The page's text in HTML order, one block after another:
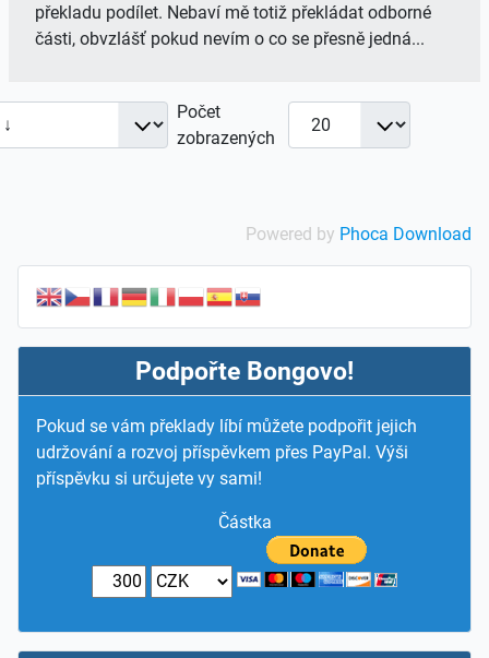
překladu podílet. Nebaví mě totiž překládat odborné
části, obvzlášť pokud nevím o co se přesně jedná...
Počet
zobrazených
Powered by Phoca Download
Podpořte Bongovo!
Pokud se vám překlady líbí můžete podpořit jejich
udržování a rozvoj příspěvkem přes PayPal. Výši
příspěvku si určujete vy sami!
Částka